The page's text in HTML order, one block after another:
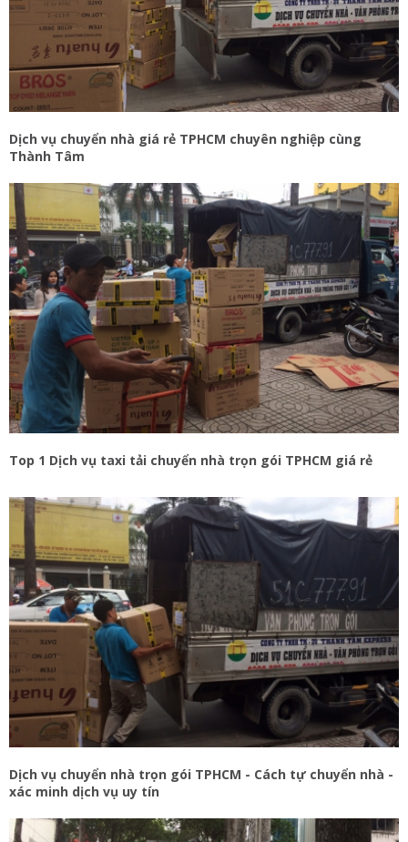
Dịch vụ chuyển nhà giá rẻ TPHCM chuyên nghiệp cùng
Thành Tâm
Top 1 Dịch vụ taxi tải chuyển nhà trọn gói TPHCM giá rẻ
Dịch vụ chuyển nhà trọn gói TPHCM - Cách tự chuyển nhà -
xác minh dịch vụ uy tín